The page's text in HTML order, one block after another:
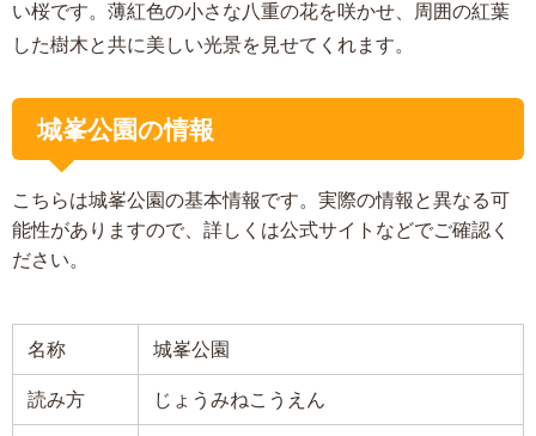
い桜です。薄紅色の小さな八重の花を咲かせ、周囲の紅葉
した樹木と共に美しい光景を見せてくれます。
城峯公園の情報
こちらは城峯公園の基本情報です。実際の情報と異なる可
能性がありますので、詳しくは公式サイトなどでご確認く
ださい。
名称 城峯公園
読み方 じょうみねこうえん